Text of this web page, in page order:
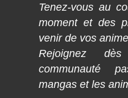
Tenez-vous au
moment et des
venir de vos
Rejoignez
communauté
mangas et les